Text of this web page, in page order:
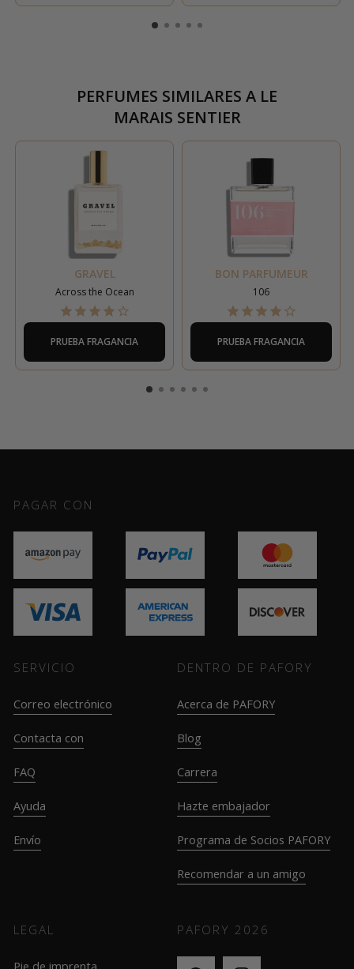
PERFUMES SIMILARES A LE
MARAIS SENTIER
GRAVEL
Across the Ocean
PRUEBA FRAGANCIA
BON PARFUMEUR
106
PRUEBA FRAGANCIA
PAGAR CON
SERVICIO
Correo electrónico
Contacta con
FAQ
Ayuda
Envío
DENTRO DE PAFORY
Acerca de PAFORY
Blog
Carrera
Hazte embajador
Programa de Socios PAFORY
Recomendar a un amigo
LEGAL PAFORY 2026